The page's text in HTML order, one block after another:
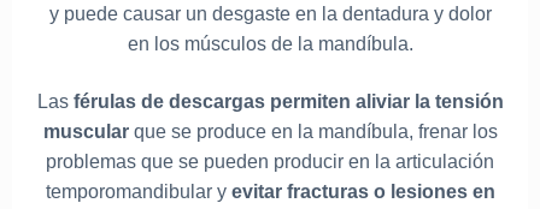
y puede causar un desgaste en la dentadura y dolor
en los músculos de la mandíbula.
Las férulas de descargas permiten aliviar la tensión
muscularque se produce en la mandíbula, frenar los
problemas que se pueden producir en la articulación
temporomandibular y evitar fracturas o lesiones en